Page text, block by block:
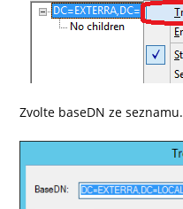
Zvolte baseDN ze seznamu.